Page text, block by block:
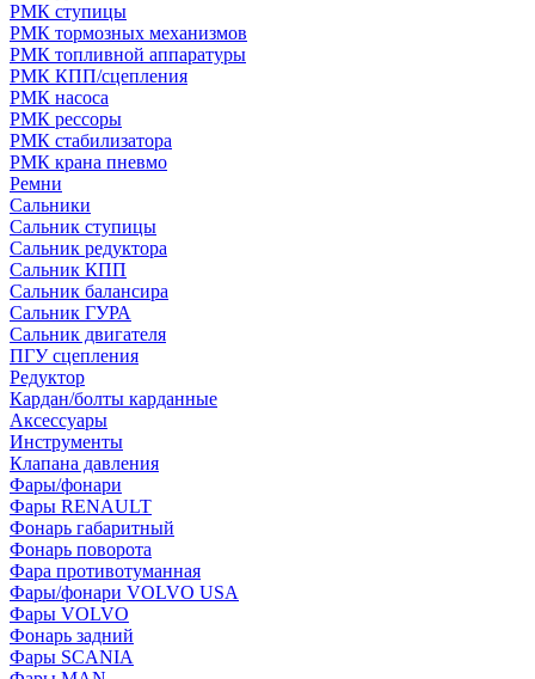
РМК ступицы
РМК тормозных механизмов
РМК топливной аппаратуры
РМК КПП/сцепления
РМК насоса
РМК рессоры
РМК стабилизатора
РМК крана пневмо
Ремни
Сальники
Сальник ступицы
Сальник редуктора
Сальник КПП
Сальник балансира
Сальник ГУРА
Сальник двигателя
ПГУ сцепления
Редуктор
Кардан/болты карданные
Аксессуары
Инструменты
Клапана давления
Фары/фонари
Фары RENAULT
Фонарь габаритный
Фонарь поворота
Фара противотуманная
Фары/фонари VOLVO USA
Фары VOLVO
Фонарь задний
Фары SCANIA